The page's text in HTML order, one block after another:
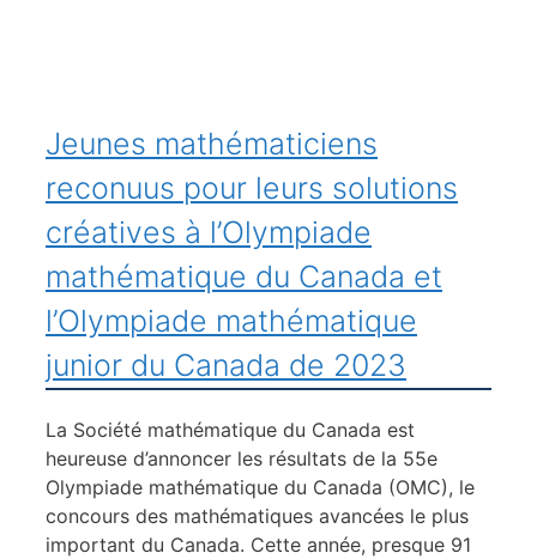
Jeunes mathématiciens
reconuus pour leurs solutions
créatives à l’Olympiade
mathématique du Canada et
l’Olympiade mathématique
junior du Canada de 2023
La Société mathématique du Canada est
heureuse d’annoncer les résultats de la 55e
Olympiade mathématique du Canada (OMC), le
concours des mathématiques avancées le plus
important du Canada. Cette année, presque 91